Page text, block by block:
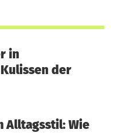
in
der
Alltagsstil: Wie